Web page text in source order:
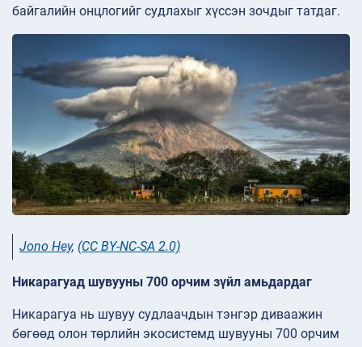
байгалийн онцлогийг судлахыг хүссэн зочдыг татдаг.
Jono Hey, (CC BY-NC-SA 2.0)
Никарагуад шувууны 700 орчим зүйл амьдардаг
Никарагуа нь шувуу судлаачдын тэнгэр диваажин
бөгөөд олон төрлийн экосистемд шувууны 700 орчим